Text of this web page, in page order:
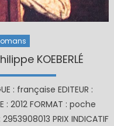
KOEBERLÉ
: française EDITEUR :
: 2012 FORMAT : poche
2953908013 PRIX INDICATIF